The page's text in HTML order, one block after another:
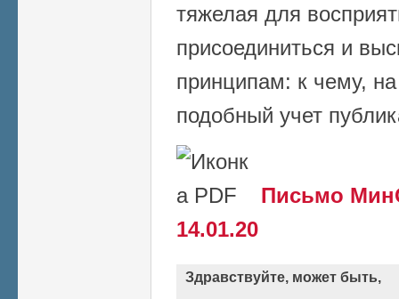
тяжелая для
присоединиться и
принципам: к чему,
подобный учет
Письмо
14.01.20
Здравствуйте, может быть,